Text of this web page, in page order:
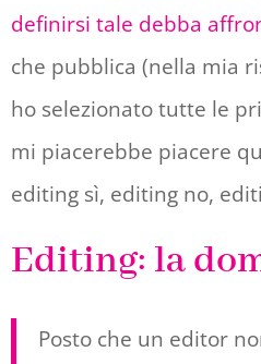
definirsi tale debba
che pubblica (nella mia
ho selezionato tutte le
mi piacerebbe piacere
editing sì, editing no,
Editing: la
Posto che un editor